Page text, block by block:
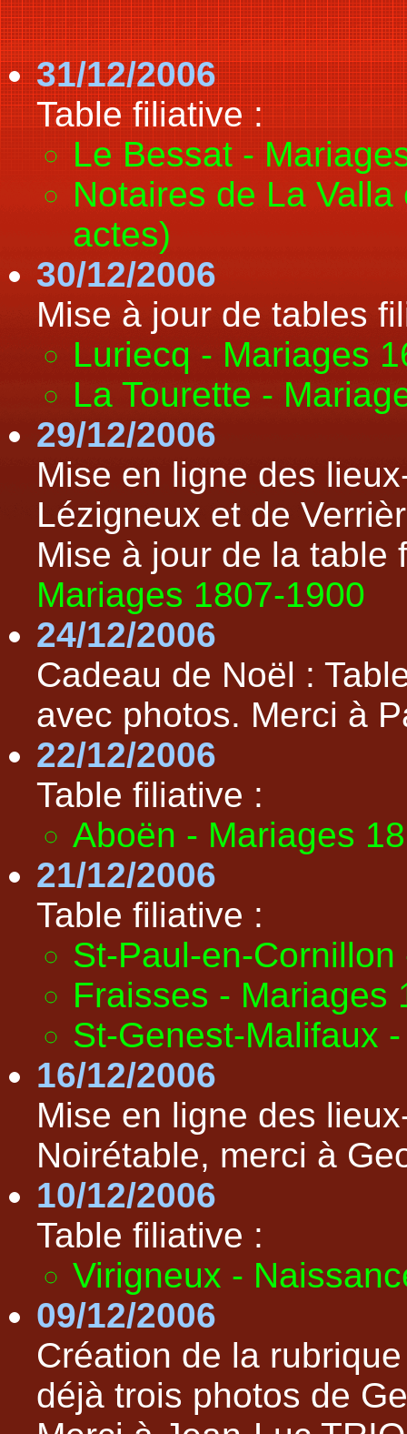
31/12/2006
Table filiative :
Le Bessat -
Notaires de La
actes)
30/12/2006
Mise à jour de tables
Luriecq - Mariages
La Tourette -
29/12/2006
Mise en ligne des
Lézigneux et de
Mise à jour de la table
Mariages 1807-1900
24/12/2006
Cadeau de Noël :
avec photos. Merci à
22/12/2006
Table filiative :
Aboën - Mariages
21/12/2006
Table filiative :
St-Paul-en-
Fraisses - Mariages
St-Genest-Malifaux
16/12/2006
Mise en ligne des
Noirétable, merci à
10/12/2006
Table filiative :
Virigneux -
09/12/2006
Création de la
déjà trois photos de